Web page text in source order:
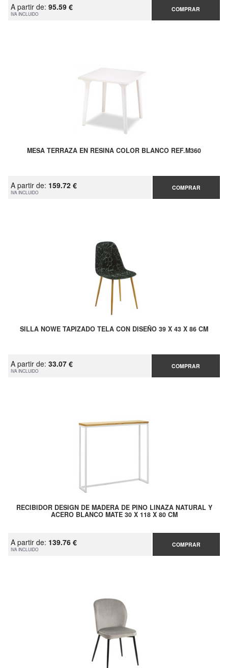
A partir de: 95.59 €
IVA INCLUIDO
COMPRAR
MESA TERRAZA EN RESINA COLOR BLANCO REF.M360
A partir de: 159.72 €
IVA INCLUIDO
COMPRAR
SILLA NOWE TAPIZADO TELA CON DISEÑO 39 X 43 X 86 CM
A partir de: 33.07 €
IVA INCLUIDO
COMPRAR
RECIBIDOR DESIGN DE MADERA DE PINO LINAZA NATURAL Y
ACERO BLANCO MATE 30 X 118 X 80 CM
A partir de: 139.76 €
IVA INCLUIDO
COMPRAR